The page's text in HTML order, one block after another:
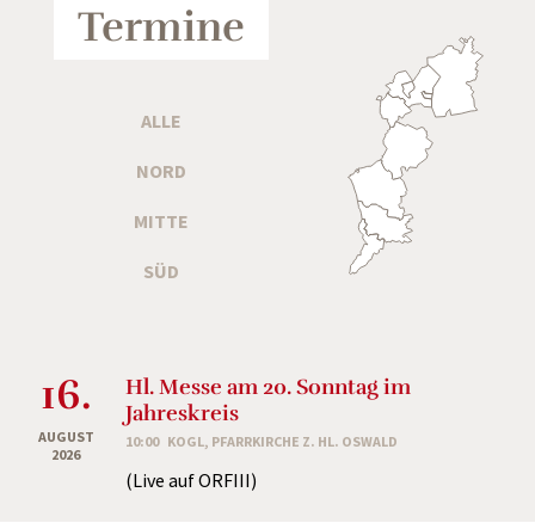
Termine
ALLE
NORD
MITTE
SÜD
16.
AUGUST
2026
Hl. Messe am 20. Sonntag im
Jahreskreis
10:00 KOGL, PFARRKIRCHE Z. HL. OSWALD
(Live auf ORFIII)